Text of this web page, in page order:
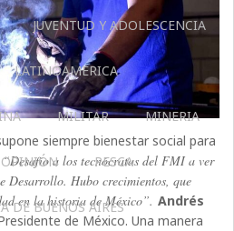
JUVENTUD Y ADOLESCENCIA
LATINOAMERICA
MILITAR MINERIA
OPINIÓN PESCA
DE BUENOS AIRES
siempre bienestar social para
“Desafío a los tecnócratas del FMI a ver
Desarrollo. Hubo crecimientos, que
en la historia de México”.Andrés
de México. Una manera